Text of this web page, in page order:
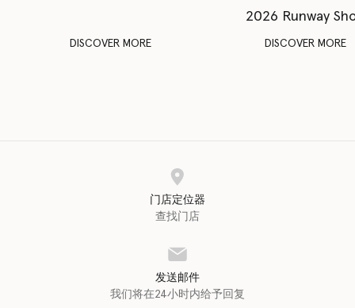
DISCOVER MORE
2026 Runway
DISCOVER MORE
门店定位器
查找门店
发送邮件
我们将在24小时内给予回复